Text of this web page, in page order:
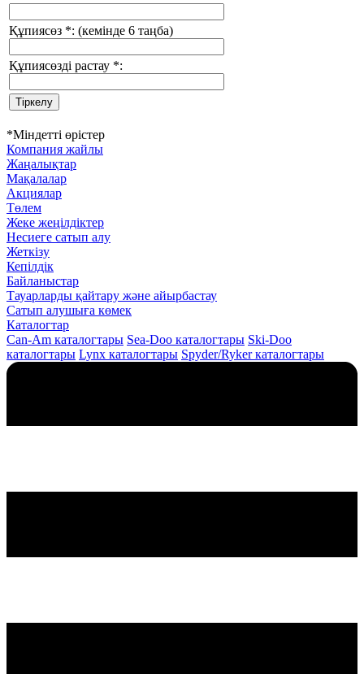
Құпиясөз *: (кемінде 6 таңба)
Құпиясөзді растау *:
*Міндетті өрістер
Компания жайлы
Жаңалықтар
Мақалалар
Акциялар
Төлем
Жеке жеңілдіктер
Несиеге сатып алу
Жеткізу
Кепілдік
Байланыстар
Тауарларды қайтару және айырбастау
Сатып алушыға көмек
Каталогтар
Can-Am каталогтары Sea-Doo каталогтары Ski-Doo
каталогтары Lynx каталогтары Spyder/Ryker каталогтары